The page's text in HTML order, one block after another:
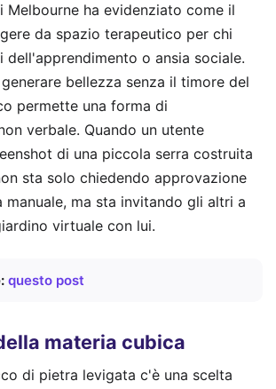
Melbourne ha evidenziato come il
da spazio terapeutico per chi
o ansia sociale.
bellezza senza il timore del
permette una forma di
verbale. Quando un utente
di una piccola serra costruita
sta solo chiedendo approvazione
manuale, ma sta invitando gli altri a
virtuale con lui.
questo post
materia cubica
di pietra levigata c'è una scelta